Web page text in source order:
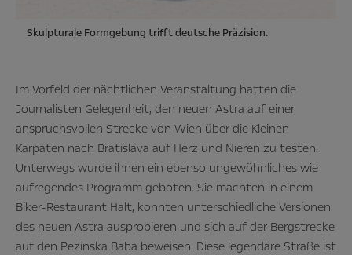
Skulpturale Formgebung trifft deutsche Präzision.
Im Vorfeld der nächtlichen Veranstaltung hatten die
Journalisten Gelegenheit, den neuen Astra auf einer
anspruchsvollen Strecke von Wien über die Kleinen
Karpaten nach Bratislava auf Herz und Nieren zu testen.
Unterwegs wurde ihnen ein ebenso ungewöhnliches wie
aufregendes Programm geboten. Sie machten in einem
Biker-Restaurant Halt, konnten unterschiedliche Versionen
des neuen Astra ausprobieren und sich auf der Bergstrecke
auf den Pezinska Baba beweisen. Diese legendäre Straße ist